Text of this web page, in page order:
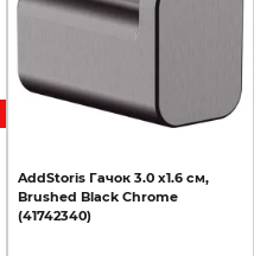
AddStoris Гачок 3.0 х1.6 см,
Brushed Black Chrome
(41742340)